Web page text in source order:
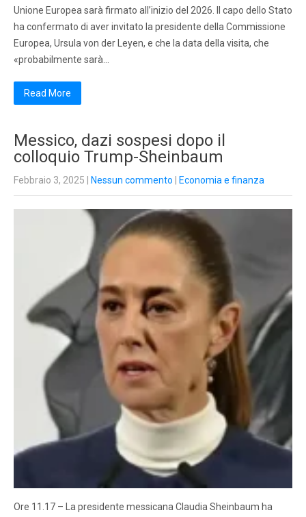
Unione Europea sarà firmato all’inizio del 2026. Il capo dello Stato
ha confermato di aver invitato la presidente della Commissione
Europea, Ursula von der Leyen, e che la data della visita, che
«probabilmente sarà…
Read More
Messico, dazi sospesi dopo il
colloquio Trump-Sheinbaum
Febbraio 3, 2025 Nessun commento Economia e finanza
Ore 11.17 – La presidente messicana Claudia Sheinbaum ha